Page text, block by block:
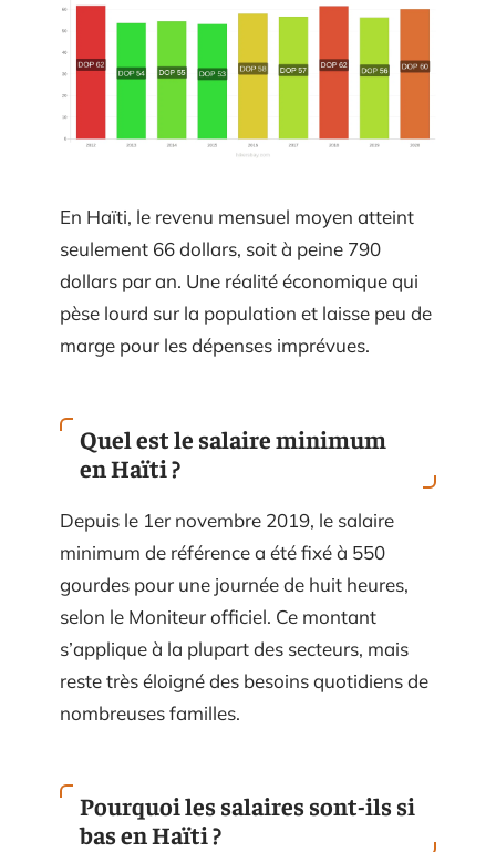
En Haïti, le revenu mensuel moyen atteint
seulement 66 dollars, soit à peine 790
dollars par an. Une réalité économique qui
pèse lourd sur la population et laisse peu de
marge pour les dépenses imprévues.
Quel est le salaire minimum
en Haïti ?
Depuis le 1er novembre 2019, le salaire
minimum de référence a été fixé à 550
gourdes pour une journée de huit heures,
selon le Moniteur officiel. Ce montant
s’applique à la plupart des secteurs, mais
reste très éloigné des besoins quotidiens de
nombreuses familles.
Pourquoi les salaires sont-ils si
bas en Haïti ?